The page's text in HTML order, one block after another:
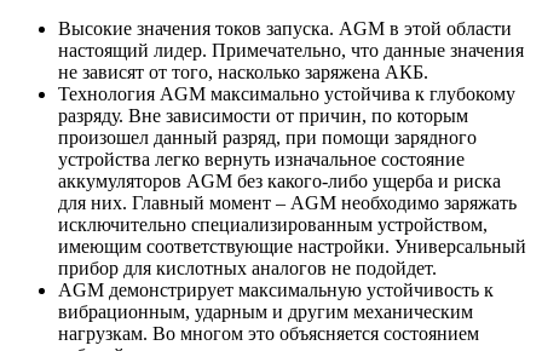
Высокие значения токов запуска. AGM в этой области
настоящий лидер. Примечательно, что данные значения
не зависят от того, насколько заряжена АКБ.
Технология AGM максимально устойчива к глубокому
разряду. Вне зависимости от причин, по которым
произошел данный разряд, при помощи зарядного
устройства легко вернуть изначальное состояние
аккумуляторов AGM без какого-либо ущерба и риска
для них. Главный момент – AGM необходимо заряжать
исключительно специализированным устройством,
имеющим соответствующие настройки. Универсальный
прибор для кислотных аналогов не подойдет.
AGM демонстрирует максимальную устойчивость к
вибрационным, ударным и другим механическим
нагрузкам. Во многом это объясняется состоянием